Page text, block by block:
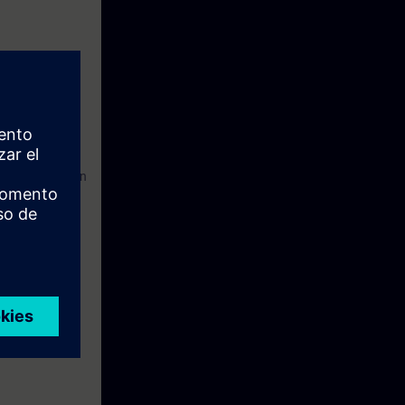
bir
NET Bu iş için
Uygulamada
IWLAN